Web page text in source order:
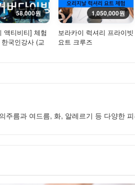
58,000원
액티비티] 체험
국인강사 (교
1,050,000원
보라카이 럭셔리 프라이빗
요트 크루즈
름과 여드름, 화, 알레르기 등 다양한